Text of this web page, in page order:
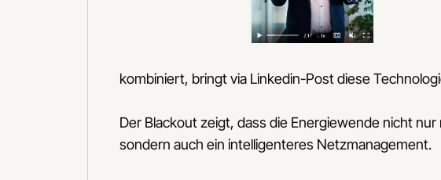
kombiniert, bringt via Linkedin-Post diese
Der Blackout zeigt, dass die Energiewende nicht
sondern auch ein intelligenteres Netzmanagement.